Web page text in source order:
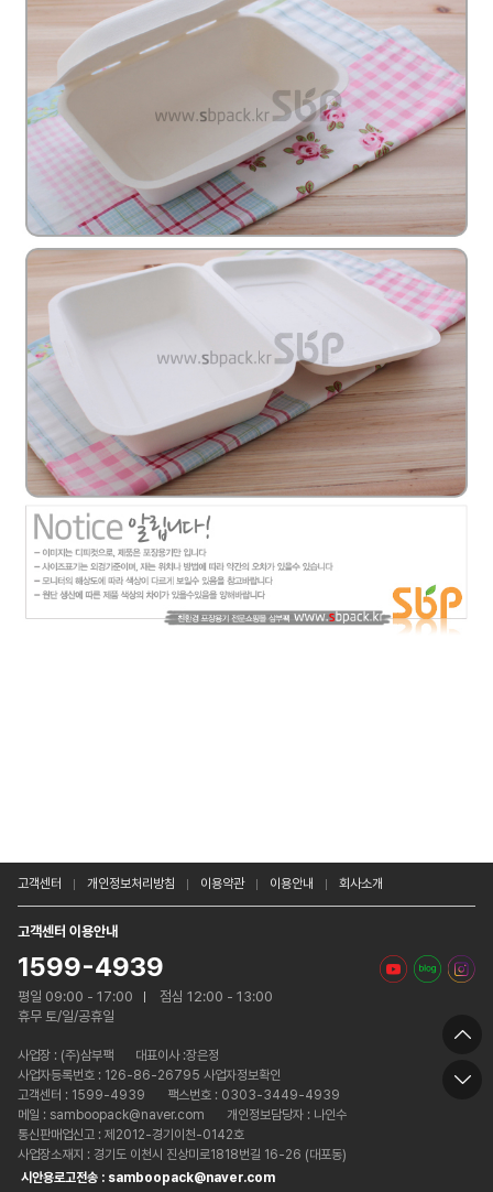
고객센터 개인정보처리방침 이용약관 이용안내 회사소개
고객센터 이용안내
1599-4939
평일 09:00 - 17:00
점심 12:00 - 13:00
휴무 토/일/공휴일
사업장 : (주)삼부팩
대표이사 :장은정
사업자등록번호 : 126-86-26795 사업자정보확인
고객센터 : 1599-4939
팩스번호 : 0303-3449-4939
메일 : samboopack@naver.com
개인정보담당자 : 나인수
통신판매업신고 : 제2012-경기이천-0142호
사업장소재지 : 경기도 이천시 진상미로1818번길 16-26 (대포동)
시안용로고전송 : samboopack@naver.com